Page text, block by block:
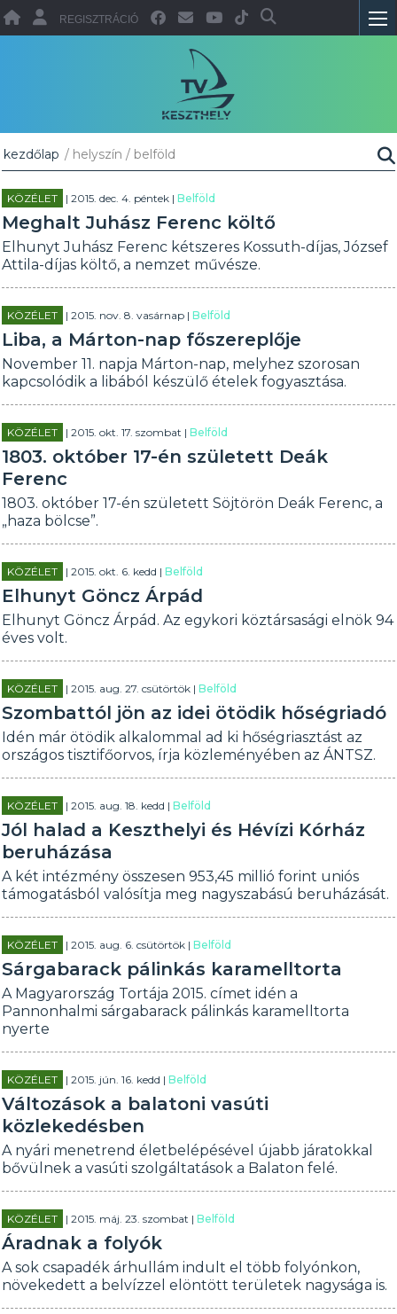
REGISZTRÁCIÓ
kezdőlap / helyszín / belföld
KÖZÉLET | 2015. dec. 4. péntek |Belföld
Meghalt Juhász Ferenc költő
Elhunyt Juhász Ferenc kétszeres Kossuth-díjas, József
Attila-díjas költő, a nemzet művésze.
KÖZÉLET | 2015. nov. 8. vasárnap |Belföld
Liba, a Márton-nap főszereplője
November 11. napja Márton-nap, melyhez szorosan
kapcsolódik a libából készülő ételek fogyasztása.
KÖZÉLET | 2015. okt. 17. szombat |Belföld
1803. október 17-én született Deák
Ferenc
1803. október 17-én született Söjtörön Deák Ferenc, a
„haza bölcse”.
KÖZÉLET | 2015. okt. 6. kedd |Belföld
Elhunyt Göncz Árpád
Elhunyt Göncz Árpád. Az egykori köztársasági elnök 94
éves volt.
KÖZÉLET | 2015. aug. 27. csütörtök |Belföld
Szombattól jön az idei ötödik hőségriadó
Idén már ötödik alkalommal ad ki hőségriasztást az
országos tisztifőorvos, írja közleményében az ÁNTSZ.
KÖZÉLET | 2015. aug. 18. kedd |Belföld
Jól halad a Keszthelyi és Hévízi Kórház
beruházása
A két intézmény összesen 953,45 millió forint uniós
támogatásból valósítja meg nagyszabású beruházását.
KÖZÉLET | 2015. aug. 6. csütörtök |Belföld
Sárgabarack pálinkás karamelltorta
A Magyarország Tortája 2015. címet idén a
Pannonhalmi sárgabarack pálinkás karamelltorta
nyerte
KÖZÉLET | 2015. jún. 16. kedd |Belföld
Változások a balatoni vasúti
közlekedésben
A nyári menetrend életbelépésével újabb járatokkal
bővülnek a vasúti szolgáltatások a Balaton felé.
KÖZÉLET | 2015. máj. 23. szombat |Belföld
Áradnak a folyók
A sok csapadék árhullám indult el több folyónkon,
növekedett a belvízzel elöntött területek nagysága is.